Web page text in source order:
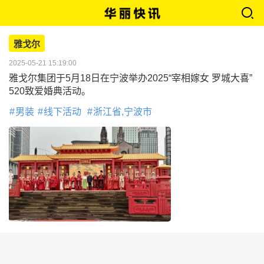
雅戈尔
2025-05-21 15:19:00
雅戈尔集团于5月18日在宁波举办2025“宰相嫁女 罗城大喜”
520致爱婚典活动。
男装 线下活动 浙江省,宁波市